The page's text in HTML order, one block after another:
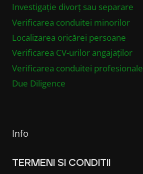
Investigație divorț sau separare
Verificarea conduitei minorilor
Localizarea oricărei persoane
Verificarea CV-urilor angajaților
Verificarea conduitei profesionale
Due Diligence
Info
TERMENI SI CONDITII